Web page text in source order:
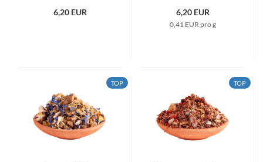
6,20 EUR 6,20 EUR
0,41 EUR pro g
TOP TOP